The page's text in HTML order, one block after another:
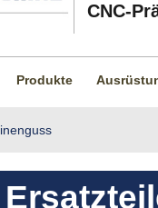
CNC-
Produkte